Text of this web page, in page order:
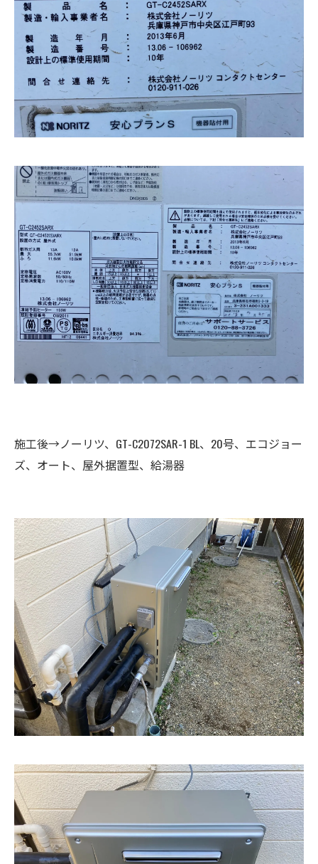
施工後→ノーリツ、GT-C2072SAR-1 BL、20号、エコジョー
ズ、オート、屋外据置型、給湯器